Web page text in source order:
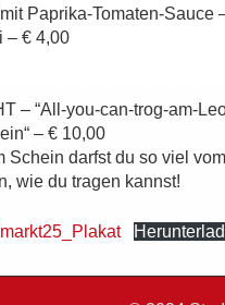
Paprika-Tomaten-Sauce
– € 4,00
– “All-you-can-trog-am-
– € 10,00
Schein darfst du so viel
wie du tragen kannst!